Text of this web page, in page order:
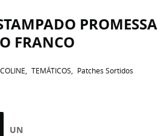
FRANCO
TEMÁTICOS Patches Sortidos
UN